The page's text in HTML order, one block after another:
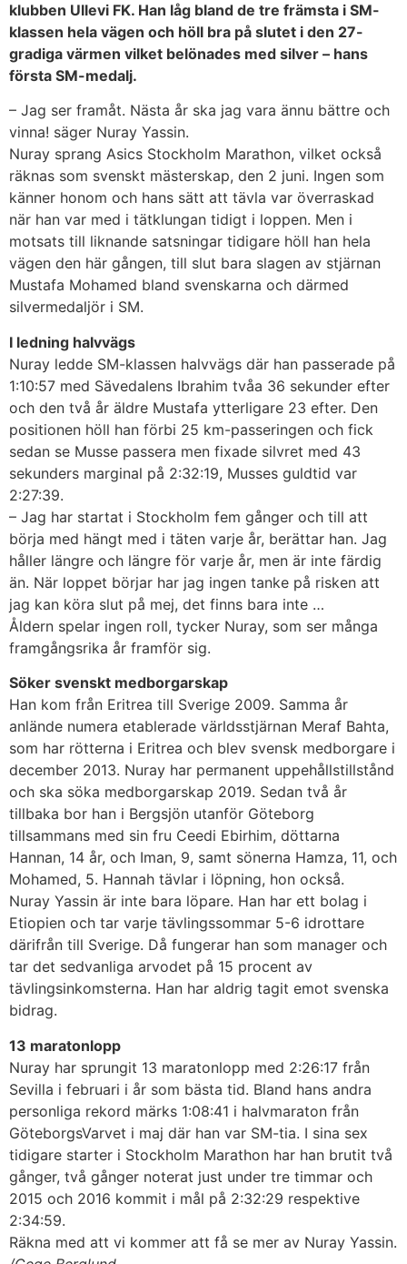
klubben Ullevi FK. Han låg bland de tre främsta i SM-
klassen hela vägen och höll bra på slutet i den 27-
gradiga värmen vilket belönades med silver – hans
första SM-medalj.
– Jag ser framåt. Nästa år ska jag vara ännu bättre och
vinna! säger Nuray Yassin.
Nuray sprang Asics Stockholm Marathon, vilket också
räknas som svenskt mästerskap, den 2 juni. Ingen som
känner honom och hans sätt att tävla var överraskad
när han var med i tätklungan tidigt i loppen. Men i
motsats till liknande satsningar tidigare höll han hela
vägen den här gången, till slut bara slagen av stjärnan
Mustafa Mohamed bland svenskarna och därmed
silvermedaljör i SM.
I ledning halvvägs
Nuray ledde SM-klassen halvvägs där han passerade på
1:10:57 med Sävedalens Ibrahim tvåa 36 sekunder efter
och den två år äldre Mustafa ytterligare 23 efter. Den
positionen höll han förbi 25 km-passeringen och fick
sedan se Musse passera men fixade silvret med 43
sekunders marginal på 2:32:19, Musses guldtid var
2:27:39.
– Jag har startat i Stockholm fem gånger och till att
börja med hängt med i täten varje år, berättar han. Jag
håller längre och längre för varje år, men är inte färdig
än. När loppet börjar har jag ingen tanke på risken att
jag kan köra slut på mej, det finns bara inte …
Åldern spelar ingen roll, tycker Nuray, som ser många
framgångsrika år framför sig.
Söker svenskt medborgarskap
Han kom från Eritrea till Sverige 2009. Samma år
anlände numera etablerade världsstjärnan Meraf Bahta,
som har rötterna i Eritrea och blev svensk medborgare i
december 2013. Nuray har permanent uppehållstillstånd
och ska söka medborgarskap 2019. Sedan två år
tillbaka bor han i Bergsjön utanför Göteborg
tillsammans med sin fru Ceedi Ebirhim, döttarna
Hannan, 14 år, och Iman, 9, samt sönerna Hamza, 11, och
Mohamed, 5. Hannah tävlar i löpning, hon också.
Nuray Yassin är inte bara löpare. Han har ett bolag i
Etiopien och tar varje tävlingssommar 5-6 idrottare
därifrån till Sverige. Då fungerar han som manager och
tar det sedvanliga arvodet på 15 procent av
tävlingsinkomsterna. Han har aldrig tagit emot svenska
bidrag.
13 maratonlopp
Nuray har sprungit 13 maratonlopp med 2:26:17 från
Sevilla i februari i år som bästa tid. Bland hans andra
personliga rekord märks 1:08:41 i halvmaraton från
GöteborgsVarvet i maj där han var SM-tia. I sina sex
tidigare starter i Stockholm Marathon har han brutit två
gånger, två gånger noterat just under tre timmar och
2015 och 2016 kommit i mål på 2:32:29 respektive
2:34:59.
Räkna med att vi kommer att få se mer av Nuray Yassin.